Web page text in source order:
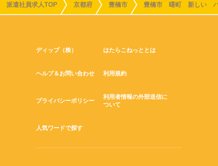
派遣社員求人TOP 京都府 豊橋市 豊橋市 曙町 新しい
ディップ（株） はたらこねっととは
ヘルプ＆お問い合わせ 利用規約
プライバシーポリシー
利用者情報の外部送信に
ついて
人気ワードで探す